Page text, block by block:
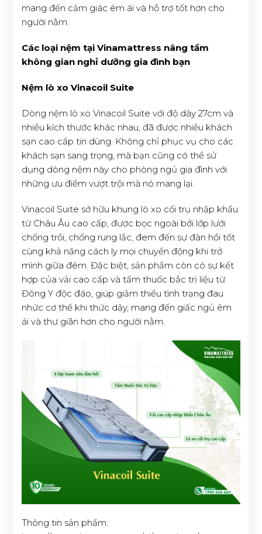
mang đến cảm giác êm ái và hỗ trợ tốt hơn cho
người nằm.
Các loại nệm tại Vinamattress nâng tầm
không gian nghỉ dưỡng gia đình bạn
Nệm lò xo Vinacoil Suite
Dòng nệm lò xo Vinacoil Suite với độ dày 27cm và
nhiều kích thước khác nhau, đã được nhiều khách
sạn cao cấp tin dùng. Không chỉ phục vụ cho các
khách sạn sang trọng, mà bạn cũng có thể sử
dụng dòng nệm này cho phòng ngủ gia đình với
những ưu điểm vượt trội mà nó mang lại.
Vinacoil Suite sở hữu khung lò xo cối trụ nhập khẩu
từ Châu Âu cao cấp, được bọc ngoài bởi lớp lưới
chống trồi, chống rung lắc, đem đến sự đàn hồi tốt
cùng khả năng cách ly mọi chuyển động khi trở
mình giữa đêm. Đặc biệt, sản phẩm còn có sự kết
hợp của vải cao cấp và tấm thuốc bắc trị liệu từ
Đông Y độc đáo, giúp giảm thiểu tình trạng đau
nhức cơ thể khi thức dậy, mang đến giấc ngủ êm
ái và thư giãn hơn cho người nằm.
Thông tin sản phẩm: